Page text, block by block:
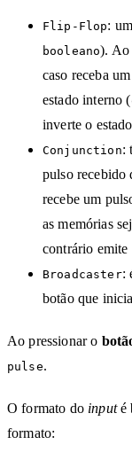
Flip-Flop:
booleano). Ao
caso receba um
estado interno (
inverte o
Conjunction:
pulso recebido
recebe um
as memórias
contrário emite
Broadcaster:
botão que
Ao pressionar o
pulse.
O formato do inputé
formato: